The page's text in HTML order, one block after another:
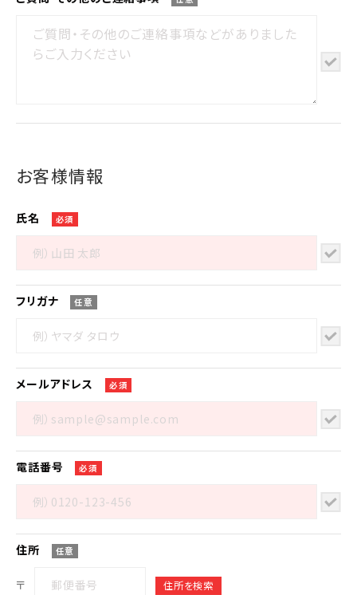
お客様情報
氏名 必須
フリガナ 任意
メールアドレス 必須
電話番号 必須
住所 任意
〒